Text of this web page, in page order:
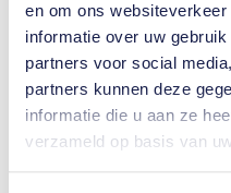
en om ons
informatie over uw
partners voor social
partners kunnen deze
informatie die u aan ze
verzameld op basis van
Gerelateerde